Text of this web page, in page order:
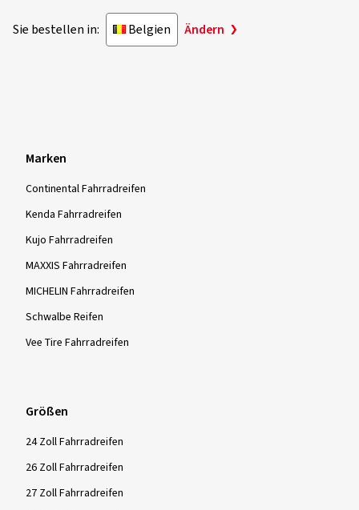
Sie bestellen in: Belgien Ändern
Marken
Continental Fahrradreifen
Kenda Fahrradreifen
Kujo Fahrradreifen
MAXXIS Fahrradreifen
MICHELIN Fahrradreifen
Schwalbe Reifen
Vee Tire Fahrradreifen
Größen
24 Zoll Fahrradreifen
26 Zoll Fahrradreifen
27 Zoll Fahrradreifen